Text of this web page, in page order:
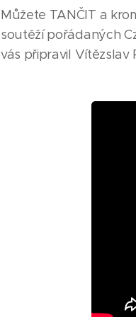
Můžete TANČIT a
soutěží pořádaných
vás připravil Vítězslav